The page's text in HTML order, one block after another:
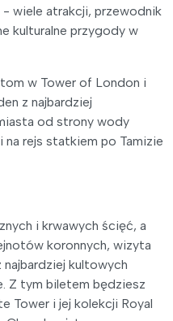
wiele atrakcji, przewodnik
kulturalne przygody w
w Tower of London i
z najbardziej
od strony wody
rejs statkiem po Tamizie
i krwawych ścięć, a
koronnych, wizyta
kultowych
Z tym biletem będziesz
Tower i jej kolekcji Royal